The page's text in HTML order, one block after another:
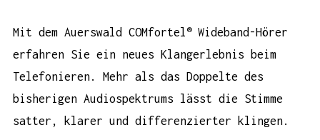
Mit dem Auerswald COMfortel ®Wideband-Hörer
erfahren Sie ein neues Klangerlebnis beim
Telefonieren. Mehr als das Doppelte des
bisherigen Audiospektrums lässt die Stimme
satter, klarer und differenzierter klingen.